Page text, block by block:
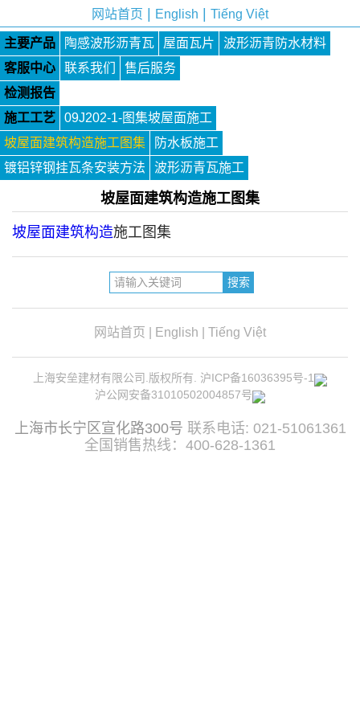
网站首页 English Tiếng Việt
主要产品 陶感波形沥青瓦 屋面瓦片
波形沥青防水材料
客服中心
联系我们
售后服务
检测报告
施工工艺
09J202-1-图集坡屋面施工
坡屋面建筑构造施工图集
防水板施工
镀铝锌钢挂瓦条安装方法
波形沥青瓦施工
坡屋面建筑构造施工图集
坡屋面建筑构造施工图集
网站首页 English Tiếng Việt
上海安垒建材有限公司.版权所有. 沪ICP备16036395号-1
沪公网安备31010502004857号
上海市长宁区宣化路300号 联系电话: 021-51061361
全国销售热线：400-628-1361